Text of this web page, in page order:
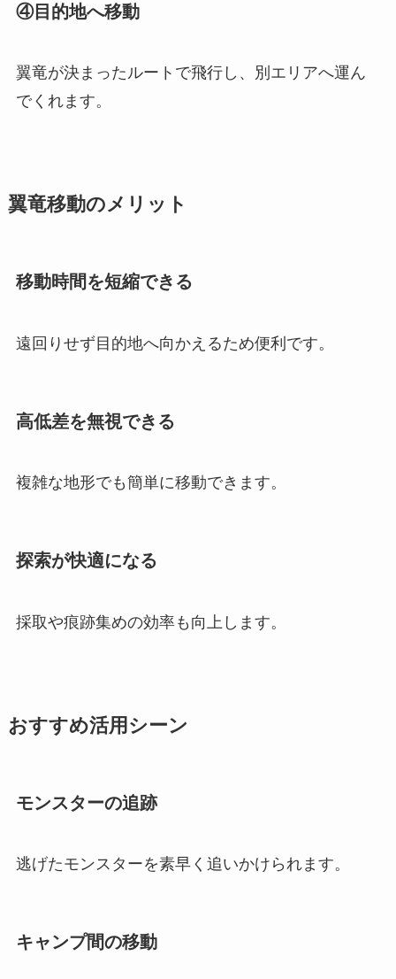
④目的地へ移動
翼竜が決まったルートで飛行し、別エリアへ運ん
でくれます。
翼竜移動のメリット
移動時間を短縮できる
遠回りせず目的地へ向かえるため便利です。
高低差を無視できる
複雑な地形でも簡単に移動できます。
探索が快適になる
採取や痕跡集めの効率も向上します。
おすすめ活用シーン
モンスターの追跡
逃げたモンスターを素早く追いかけられます。
キャンプ間の移動